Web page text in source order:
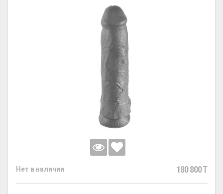
Нет в наличии 180 800 T